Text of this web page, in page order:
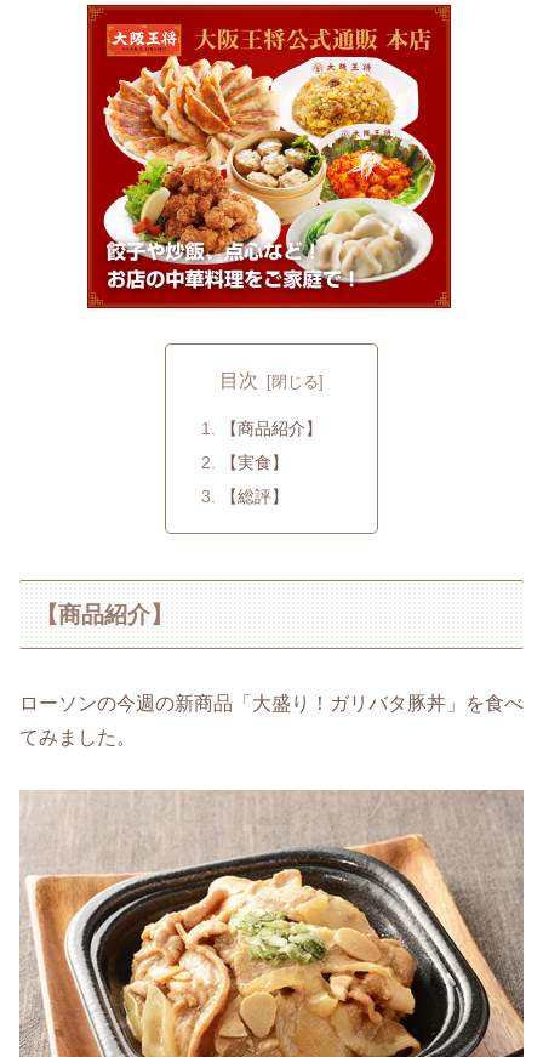
目次
【商品紹介】
【実食】
【総評】
【商品紹介】
ローソンの今週の新商品「大盛り！ガリバタ豚丼」を食べ
てみました。